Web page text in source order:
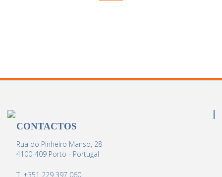
CONTACTOS
Rua do Pinheiro Manso, 28
4100-409 Porto - Portugal
T. +351 229 397 060